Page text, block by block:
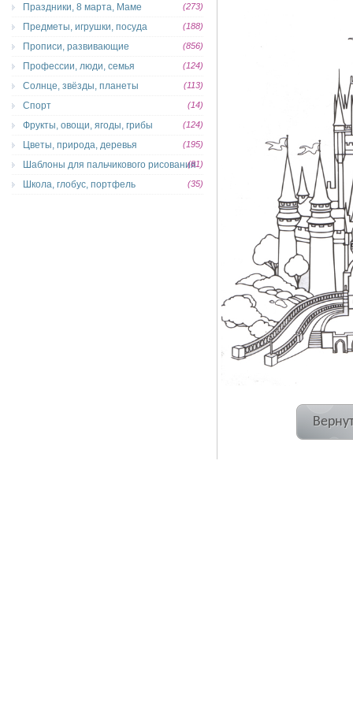
Праздники, 8 марта, Маме (273)
Предметы, игрушки, посуда (188)
Прописи, развивающие (856)
Профессии, люди, семья (124)
Солнце, звёзды, планеты (113)
Спорт (14)
Фрукты, овощи, ягоды, грибы (124)
Цветы, природа, деревья (195)
Шаблоны для пальчикового рисования(81)
Школа, глобус, портфель (35)